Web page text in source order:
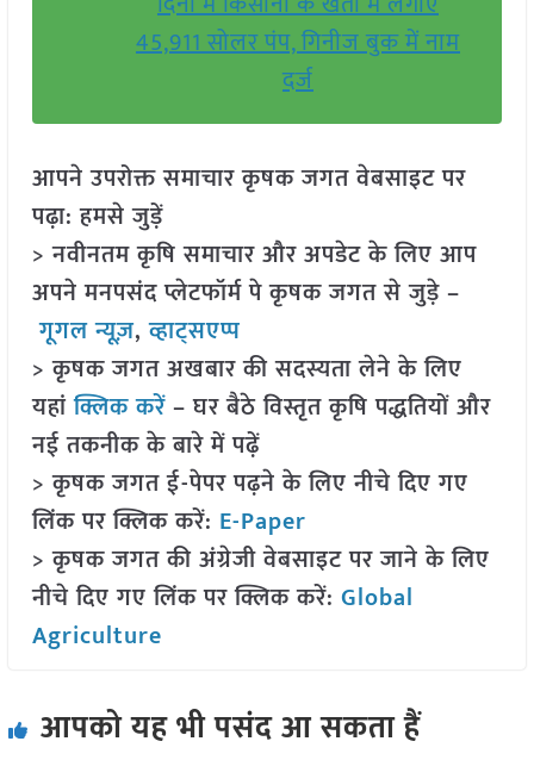
45,911 सोलर पंप, गिनीज बुक में नाम
दर्ज
आपने उपरोक्त समाचार कृषक जगत वेबसाइट पर
पढ़ा: हमसे जुड़ें
> नवीनतम कृषि समाचार और अपडेट के लिए आप
अपने मनपसंद प्लेटफॉर्म पे कृषक जगत से जुड़े –
गूगल न्यूज़,व्हाट्सएप्प
> कृषक जगत अखबार की सदस्यता लेने के लिए
यहांक्लिक करें– घर बैठे विस्तृत कृषि पद्धतियों और
नई तकनीक के बारे में पढ़ें
> कृषक जगत ई-पेपर पढ़ने के लिए नीचे दिए गए
लिंक पर क्लिक करें: E-Paper
> कृषक जगत की अंग्रेजी वेबसाइट पर जाने के लिए
नीचे दिए गए लिंक पर क्लिक करें: Global
Agriculture
आपको यह भी पसंद आ सकता हैं